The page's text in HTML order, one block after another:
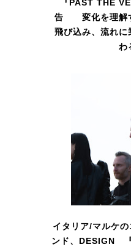
『PAST THE
告 変化を理解
飛び込み、流れに
わ
イタリア/マルケ
ンド、DESIGN